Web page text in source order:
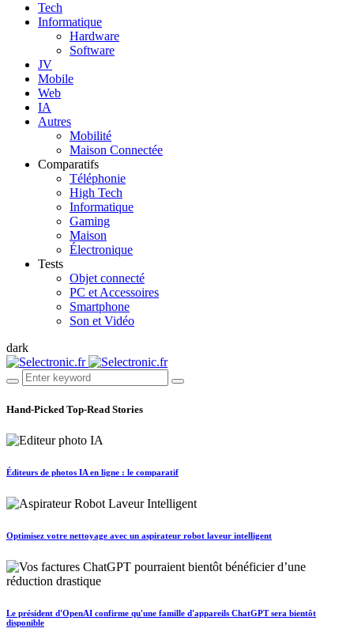
Tech
Informatique
Hardware
Software
JV
Mobile
Web
IA
Autres
Mobilité
Maison Connectée
Comparatifs
Téléphonie
High Tech
Informatique
Gaming
Maison
Électronique
Tests
Objet connecté
PC et Accessoires
Smartphone
Son et Vidéo
dark
Hand-Picked Top-Read Stories
Éditeurs de photos IA en ligne : le comparatif
Optimisez votre nettoyage avec un aspirateur robot laveur intelligent
Le président d'OpenAI confirme qu'une famille d'appareils ChatGPT sera bientôt
disponible